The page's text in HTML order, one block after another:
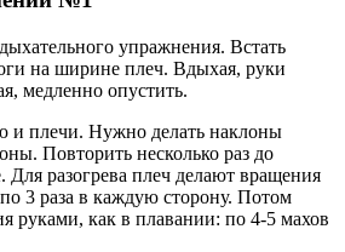
упражнения. Встать
на ширине плеч. Вдыхая, руки
медленно опустить.
и плечи. Нужно делать наклоны
Повторить несколько раз до
разогрева плеч делают вращения
3 раза в каждую сторону. Потом
руками, как в плавании: по 4-5 махов